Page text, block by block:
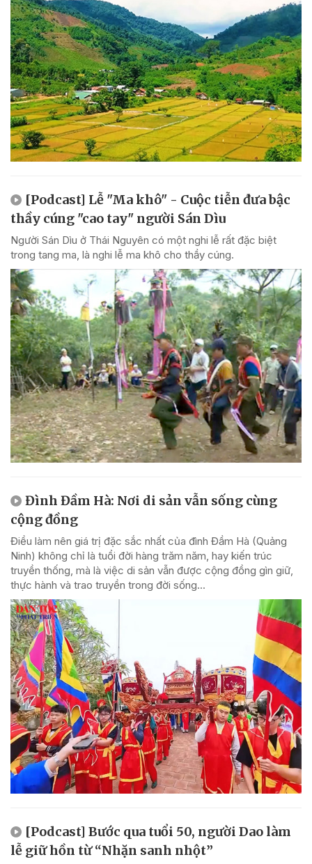
[Podcast] Lễ "Ma khô" - Cuộc tiễn đưa bậc
thầy cúng "cao tay" người Sán Dìu
Người Sán Dìu ở Thái Nguyên có một nghi lễ rất đặc biệt
trong tang ma, là nghi lễ ma khô cho thầy cúng.
Đình Đầm Hà: Nơi di sản vẫn sống cùng
cộng đồng
Điều làm nên giá trị đặc sắc nhất của đình Đầm Hà (Quảng
Ninh) không chỉ là tuổi đời hàng trăm năm, hay kiến trúc
truyền thống, mà là việc di sản vẫn được cộng đồng gìn giữ,
thực hành và trao truyền trong đời sống...
[Podcast] Bước qua tuổi 50, người Dao làm
lễ giữ hồn từ “Nhặn sanh nhột”